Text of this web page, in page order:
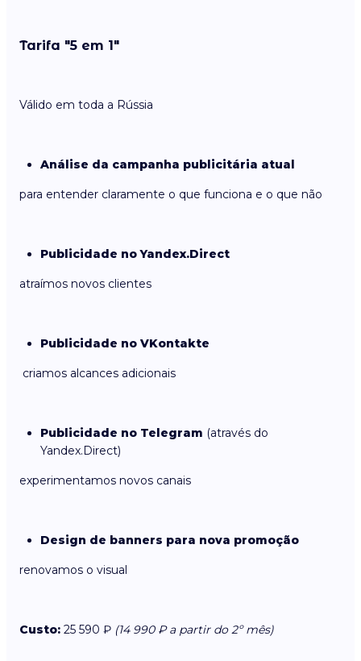
Tarifa "5 em 1"
Válido em toda a Rússia
Análise da campanha publicitária atual
para entender claramente o que funciona e o que não
Publicidade no Yandex.Direct
atraímos novos clientes
Publicidade no VKontakte
criamos alcances adicionais
Publicidade no Telegram (através do
Yandex.Direct)
experimentamos novos canais
Design de banners para nova promoção
renovamos o visual
Custo: 25 590 ₽ (14 990 ₽ a partir do 2º mês)